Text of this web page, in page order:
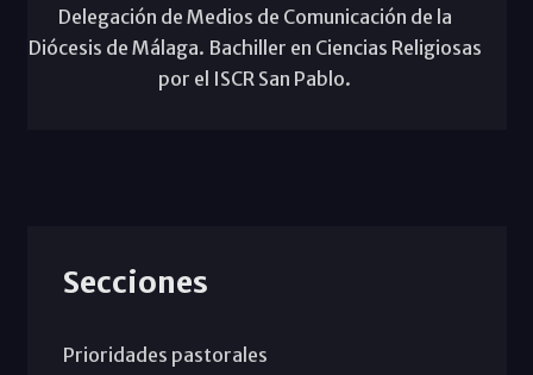
Delegación de Medios de Comunicación de la
Diócesis de Málaga. Bachiller en Ciencias Religiosas
por el ISCR San Pablo.
Secciones
Prioridades pastorales